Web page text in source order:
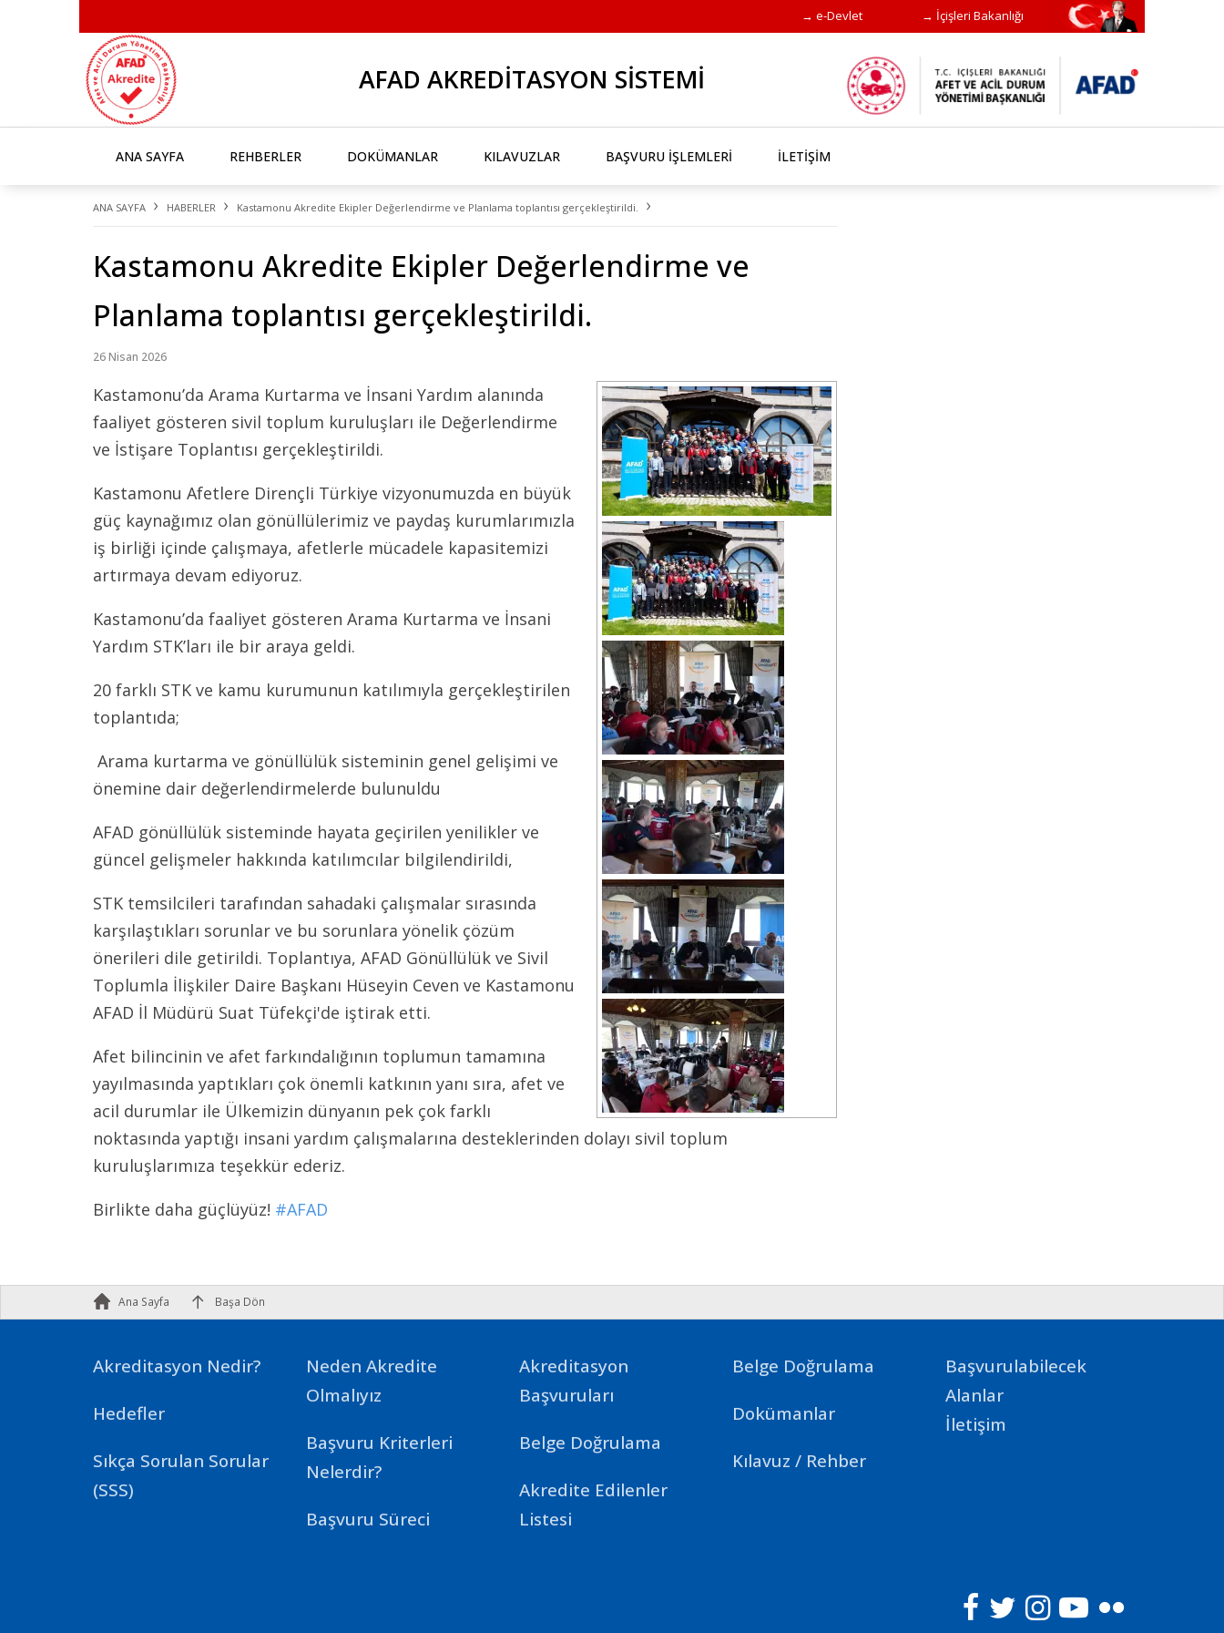
→ e-Devlet → İçişleri Bakanlığı
AFAD AKREDİTASYON SİSTEMİ
ANA SAYFA REHBERLER DOKÜMANLAR KILAVUZLAR BAŞVURU İŞLEMLERİ İLETİŞİM
ANA SAYFA › HABERLER › Kastamonu Akredite Ekipler Değerlendirme ve Planlama toplantısı gerçekleştirildi. ›
Kastamonu Akredite Ekipler Değerlendirme ve
Planlama toplantısı gerçekleştirildi.
26 Nisan 2026
Kastamonu’da Arama Kurtarma ve İnsani Yardım alanında
faaliyet gösteren sivil toplum kuruluşları ile Değerlendirme
ve İstişare Toplantısı gerçekleştirildi.
Kastamonu Afetlere Dirençli Türkiye vizyonumuzda en büyük
güç kaynağımız olan gönüllülerimiz ve paydaş kurumlarımızla
iş birliği içinde çalışmaya, afetlerle mücadele kapasitemizi
artırmaya devam ediyoruz.
Kastamonu’da faaliyet gösteren Arama Kurtarma ve İnsani
Yardım STK’ları ile bir araya geldi.
20 farklı STK ve kamu kurumunun katılımıyla gerçekleştirilen
toplantıda;
Arama kurtarma ve gönüllülük sisteminin genel gelişimi ve
önemine dair değerlendirmelerde bulunuldu
AFAD gönüllülük sisteminde hayata geçirilen yenilikler ve
güncel gelişmeler hakkında katılımcılar bilgilendirildi,
STK temsilcileri tarafından sahadaki çalışmalar sırasında
karşılaştıkları sorunlar ve bu sorunlara yönelik çözüm
önerileri dile getirildi. Toplantıya, AFAD Gönüllülük ve Sivil
Toplumla İlişkiler Daire Başkanı Hüseyin Ceven ve Kastamonu
AFAD İl Müdürü Suat Tüfekçi'de iştirak etti.
Afet bilincinin ve afet farkındalığının toplumun tamamına
yayılmasında yaptıkları çok önemli katkının yanı sıra, afet ve
acil durumlar ile Ülkemizin dünyanın pek çok farklı
noktasında yaptığı insani yardım çalışmalarına desteklerinden dolayı sivil toplum
kuruluşlarımıza teşekkür ederiz.
Birlikte daha güçlüyüz! #AFAD
Ana Sayfa Başa Dön
Akreditasyon Nedir?
Hedefler
Sıkça Sorulan Sorular
(SSS)
Neden Akredite
Olmalıyız
Başvuru Kriterleri
Nelerdir?
Başvuru Süreci
Akreditasyon
Başvuruları
Belge Doğrulama
Akredite Edilenler
Listesi
Belge Doğrulama
Dokümanlar
Kılavuz / Rehber
Başvurulabilecek
Alanlar
İletişim